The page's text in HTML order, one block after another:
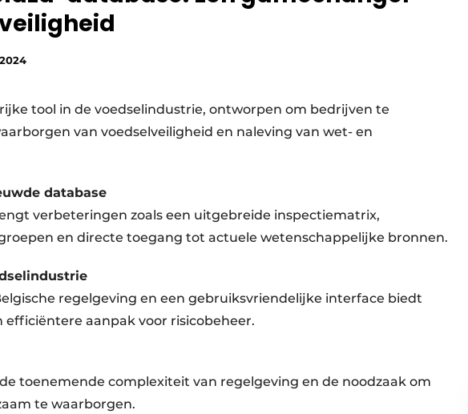
tool in de voedselindustrie, ontworpen om bedrijven te
van voedselveiligheid en naleving van wet- en
database
verbeteringen zoals een uitgebreide inspectiematrix,
en directe toegang tot actuele wetenschappelijke bronnen.
regelgeving en een gebruiksvriendelijke interface biedt
efficiëntere aanpak voor risicobeheer.
toenemende complexiteit van regelgeving en de noodzaak om
te waarborgen.